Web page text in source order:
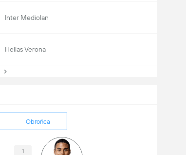
Obrońca
1
Inter Mediolan
Hellas Verona